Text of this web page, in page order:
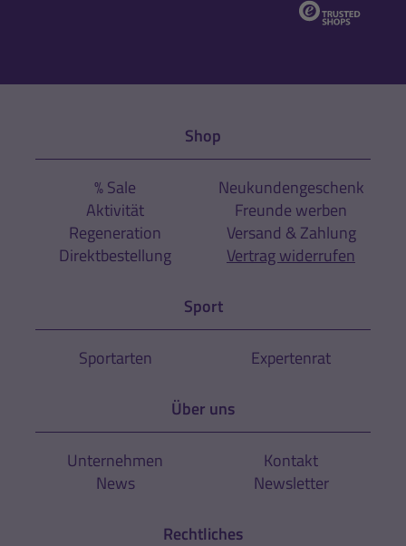
Shop
% Sale
Aktivität
Regeneration
Direktbestellung
Neukundengeschenk
Freunde werben
Versand & Zahlung
Vertrag widerrufen
Sport
Sportarten Expertenrat
Über uns
Unternehmen
News
Kontakt
Newsletter
Rechtliches